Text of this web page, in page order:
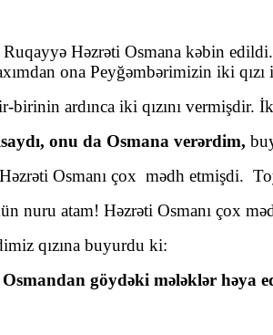
Həzrəti Osmana kəbin
ona Peyğəmbərimizin iki
ardınca iki qızını vermişdir.
onu da Osmana verərdim,
Osmanı çox mədh etmişdi.
atam! Həzrəti Osmanı çox
qızına buyurdu ki:
göydəki mələklər həya